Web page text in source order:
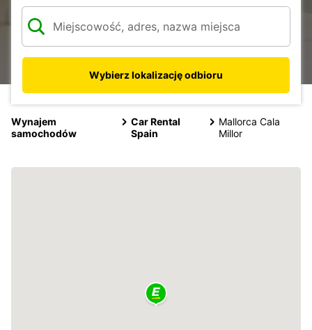
Wybierz lokalizację odbioru
Wynajem
samochodów
Car Rental
Spain
Mallorca Cala
Millor